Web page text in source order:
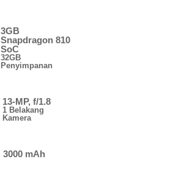
3GB
Snapdragon 810
SoC
32GB
Penyimpanan
13-MP, f/1.8
1 Belakang
Kamera
3000 mAh